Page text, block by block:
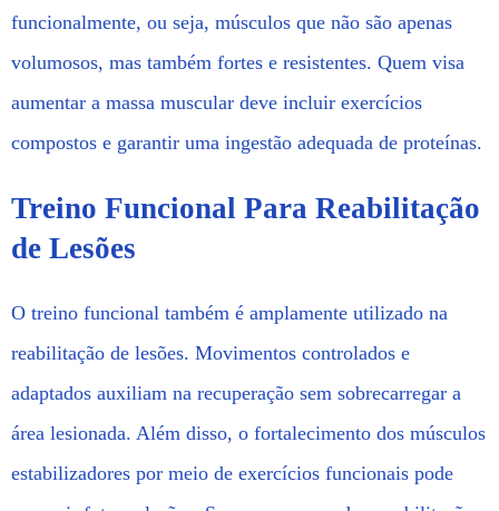
funcionalmente, ou seja, músculos que não são apenas
volumosos, mas também fortes e resistentes. Quem visa
aumentar a massa muscular deve incluir exercícios
compostos e garantir uma ingestão adequada de proteínas.
Treino Funcional Para Reabilitação
de Lesões
O treino funcional também é amplamente utilizado na
reabilitação de lesões. Movimentos controlados e
adaptados auxiliam na recuperação sem sobrecarregar a
área lesionada. Além disso, o fortalecimento dos músculos
estabilizadores por meio de exercícios funcionais pode